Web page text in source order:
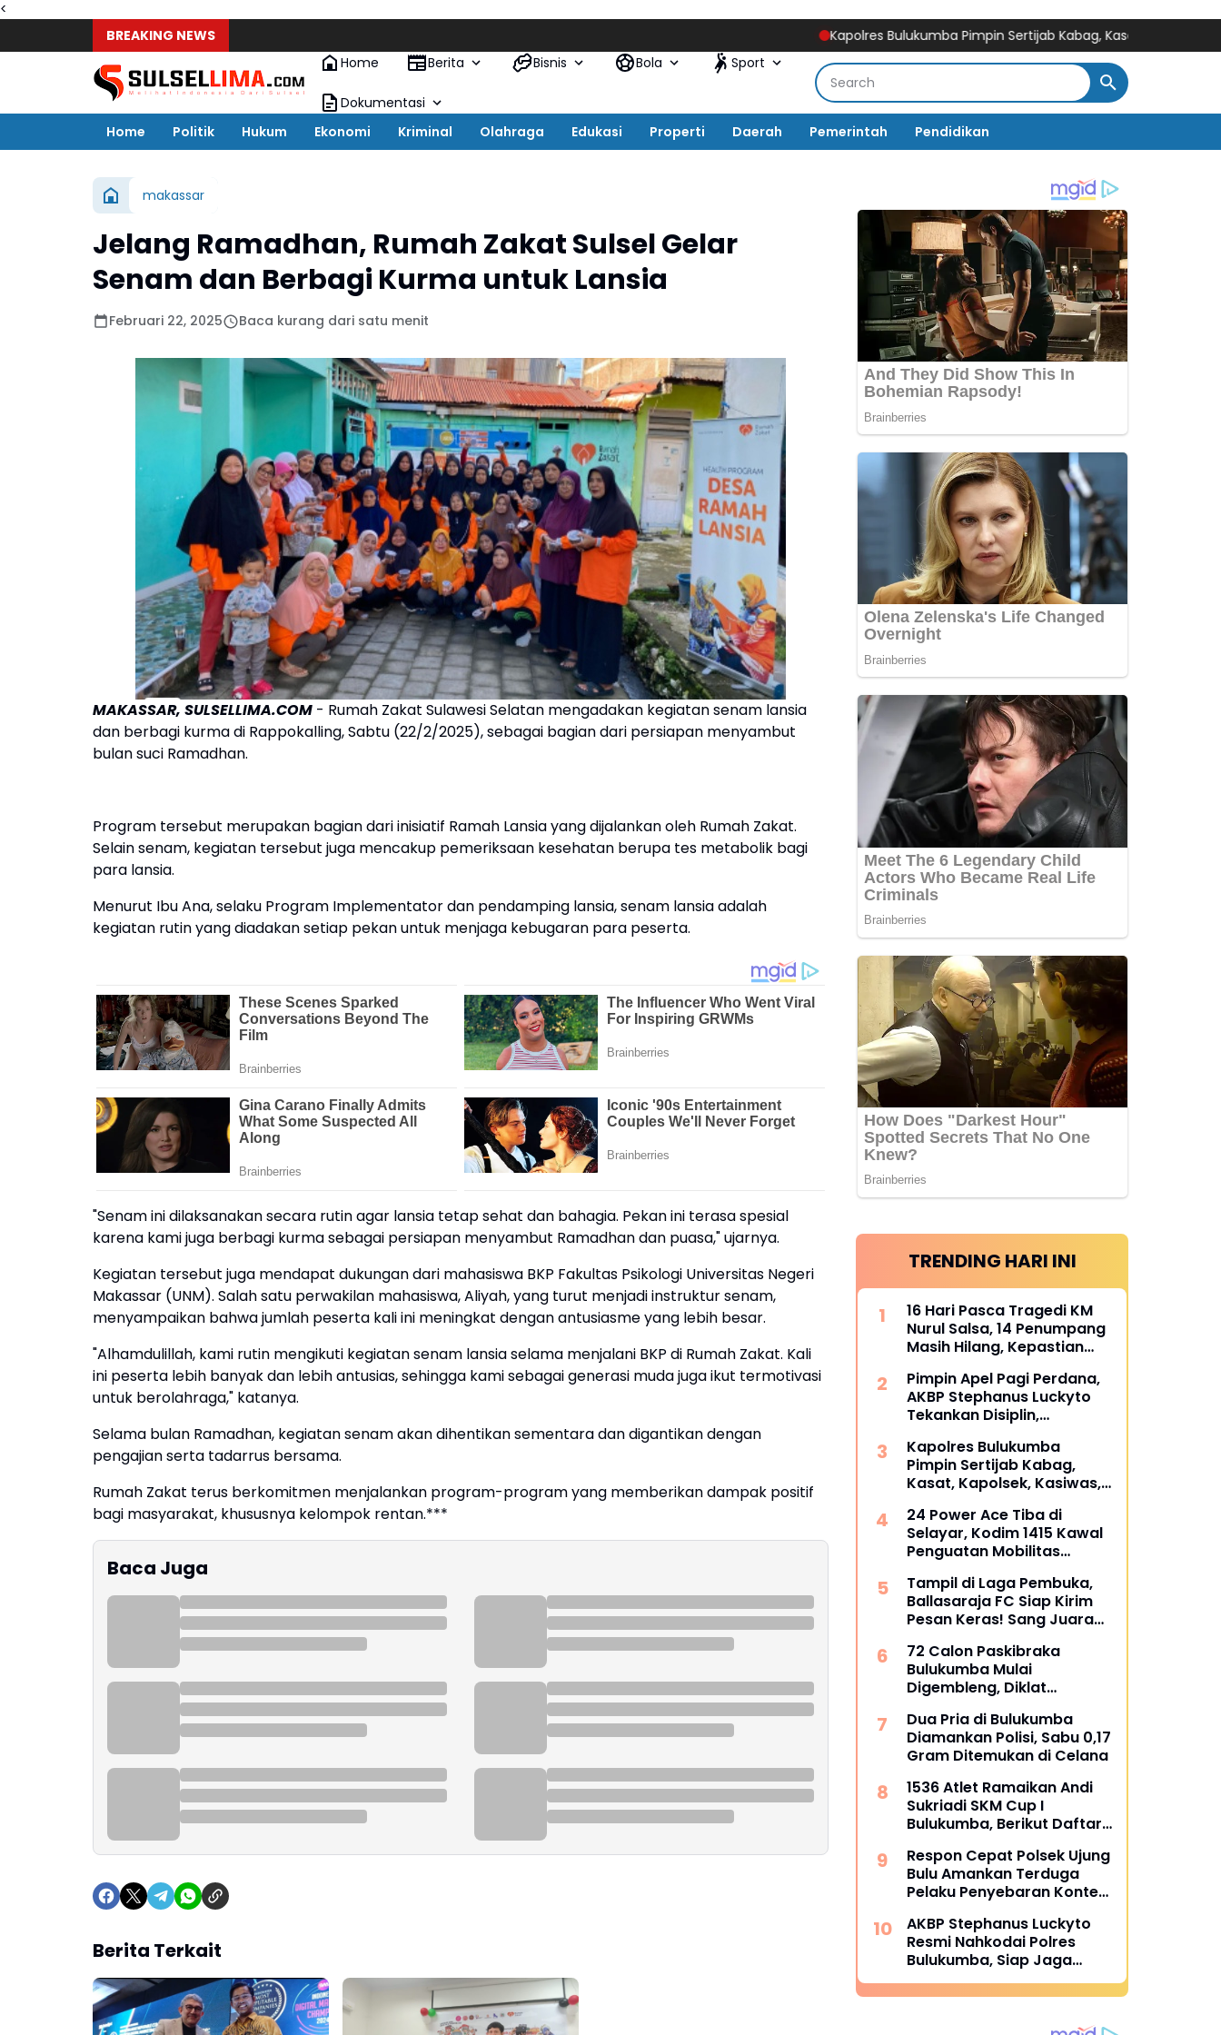
<
BREAKING NEWS
Kapolres Bulukumba Pimpin Sertijab Kabag, Kasat, Kapolsek, Kasiwas,
Home
Berita Bisnis Bola Sport
Dokumentasi
Home
Politik Hukum Ekonomi Kriminal Olahraga Edukasi Properti Daerah Pemerintah Pendidikan
makassar
Jelang Ramadhan, Rumah Zakat Sulsel Gelar
Senam dan Berbagi Kurma untuk Lansia
Februari 22, 2025 Baca kurang dari satu menit
MAKASSAR, SULSELLIMA.COM - Rumah Zakat Sulawesi Selatan mengadakan kegiatan senam lansia
dan berbagi kurma di Rappokalling, Sabtu (22/2/2025), sebagai bagian dari persiapan menyambut
bulan suci Ramadhan.
Program tersebut merupakan bagian dari inisiatif Ramah Lansia yang dijalankan oleh Rumah Zakat.
Selain senam, kegiatan tersebut juga mencakup pemeriksaan kesehatan berupa tes metabolik bagi
para lansia.
Menurut Ibu Ana, selaku Program Implementator dan pendamping lansia, senam lansia adalah
kegiatan rutin yang diadakan setiap pekan untuk menjaga kebugaran para peserta.
"Senam ini dilaksanakan secara rutin agar lansia tetap sehat dan bahagia. Pekan ini terasa spesial
karena kami juga berbagi kurma sebagai persiapan menyambut Ramadhan dan puasa," ujarnya.
Kegiatan tersebut juga mendapat dukungan dari mahasiswa BKP Fakultas Psikologi Universitas Negeri
Makassar (UNM). Salah satu perwakilan mahasiswa, Aliyah, yang turut menjadi instruktur senam,
menyampaikan bahwa jumlah peserta kali ini meningkat dengan antusiasme yang lebih besar.
"Alhamdulillah, kami rutin mengikuti kegiatan senam lansia selama menjalani BKP di Rumah Zakat. Kali
ini peserta lebih banyak dan lebih antusias, sehingga kami sebagai generasi muda juga ikut termotivasi
untuk berolahraga," katanya.
Selama bulan Ramadhan, kegiatan senam akan dihentikan sementara dan digantikan dengan
pengajian serta tadarrus bersama.
Rumah Zakat terus berkomitmen menjalankan program-program yang memberikan dampak positif
bagi masyarakat, khususnya kelompok rentan.***
Baca Juga
Berita Terkait
TRENDING HARI INI
16 Hari Pasca Tragedi KM
Nurul Salsa, 14 Penumpang
Masih Hilang, Kepastian
dipertanyakan
Pimpin Apel Pagi Perdana,
AKBP Stephanus Luckyto
Tekankan Disiplin,
terhadap Organisasi
Kapolres Bulukumba
Pimpin Sertijab Kabag,
Kasat, Kapolsek, Kasiwas,
ini daftarnya
24 Power Ace Tiba di
Selayar, Kodim 1415 Kawal
Penguatan Mobilitas
Tampil di Laga Pembuka,
Ballasaraja FC Siap Kirim
Pesan Keras! Sang Juara
Sempurna di Piala
Kemerdekaan Bulukumpa
2026
72 Calon Paskibraka
Bulukumba Mulai
Digembleng, Diklat
Dua Pria di Bulukumba
Diamankan Polisi, Sabu 0,17
Gram Ditemukan di Celana
1536 Atlet Ramaikan Andi
Sukriadi SKM Cup I
Bulukumba, Berikut Daftar
Respon Cepat Polsek Ujung
Bulu Amankan Terduga
Pelaku Penyebaran Konten
AKBP Stephanus Luckyto
Resmi Nahkodai Polres
Bulukumba, Siap Jaga
Kondusivitas Wilayah